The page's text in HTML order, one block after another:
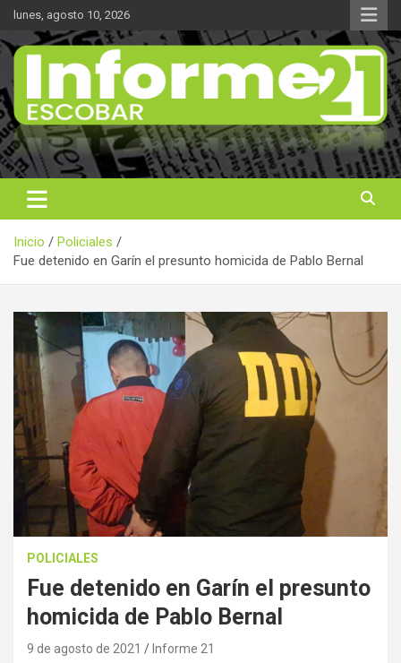
Saltar
contenido
lunes, agosto 10, 2026
Informe 21
Noticas reales
Inicio
Policiales
Fue detenido en Garín el presunto homicida de Pablo Bernal
POLICIALES
Fue detenido en Garín el presunto
homicida de Pablo Bernal
9 de agosto de 2021 Informe 21